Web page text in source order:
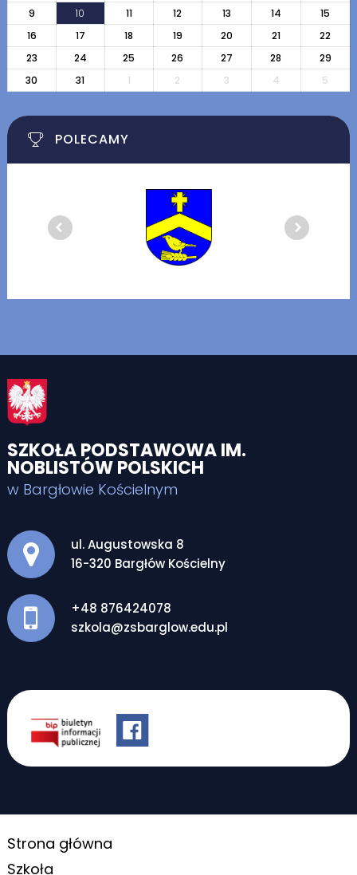
9
10 11 12 13 14
15
16
17 18 19 20 21
22
23
24 25 26 27 28
29
30
31 1 2 3 4 5
POLECAMY
SZKOŁA PODSTAWOWA IM.
NOBLISTÓW POLSKICH
w Bargłowie Kościelnym
Adres pocztowy:
ul. Augustowska 8
16-320 Bargłów Kościelny
+48 876424078
szkola@zsbarglow.edu.pl
Strona główna
Szkoła